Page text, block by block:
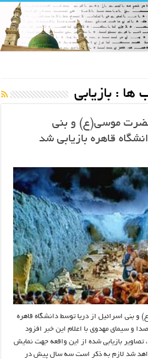
ها : بازیابی
موسی(ع) و بنی
قاهره بازیابی شد
بنی اسرائیل از دریا توسط دانشگاه قاهره
و سیمای مهدوی با اعلام این خبر افزود
تصاویر بازیابی شده از این واقعه جهت نمایش
شد لازم به ذکر است سه سال پیش در